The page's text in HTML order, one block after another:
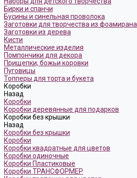
Бирки и спанчи
Бусины и синельная проволока
Заготовки для творчества из фоамирана
Заготовки из дерева
Кисти
Металлические изделия
Помпончики для декора
Прищепки, божьи коровки
Пуговицы
Топперы для торта и букета
Коробки
Назад
Коробки
Коробки деревянные для подарков
Коробки без крышки
Назад
Коробки без крышки
Коробки
Коробки квадратные для цветов
Коробки одиночные
Коробки Пластиковые
Коробки ТРАНСФОРМЕР